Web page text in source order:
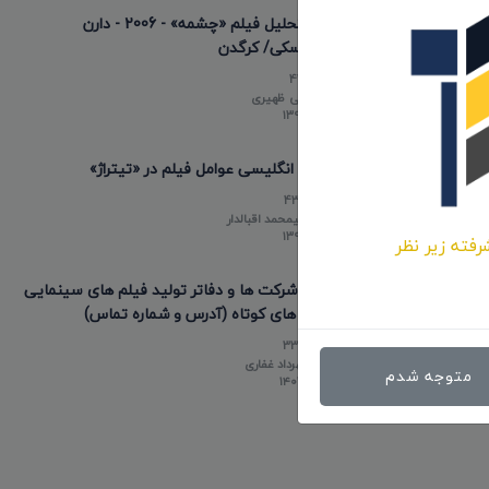
نقد و تحلیل فیلم «چشمه» - 2006 - دارن
آرونوفسکی/ کرگدن
علی ظهیری
۱۳۹۸/۱۲/۲۲
عناوین انگلیسی عوامل فیلم در «تیتراژ»
علیمحمد اقبالدار
۱۳۹۸/۰۵/۱۰
لیست شرکت ها و دفاتر تولید فیلم های سینمایی
و فیلم های کوتاه (آدرس و شماره تماس)
33795
مهرداد غفاری
۱۴۰۳/۰۲/۲۰
زیر نظر
متوجه شدم